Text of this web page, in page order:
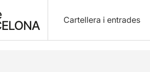
Cartellera i entrades